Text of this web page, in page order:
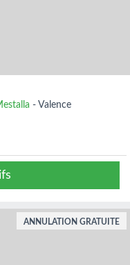
- Valence
ANNULATION GRATUITE